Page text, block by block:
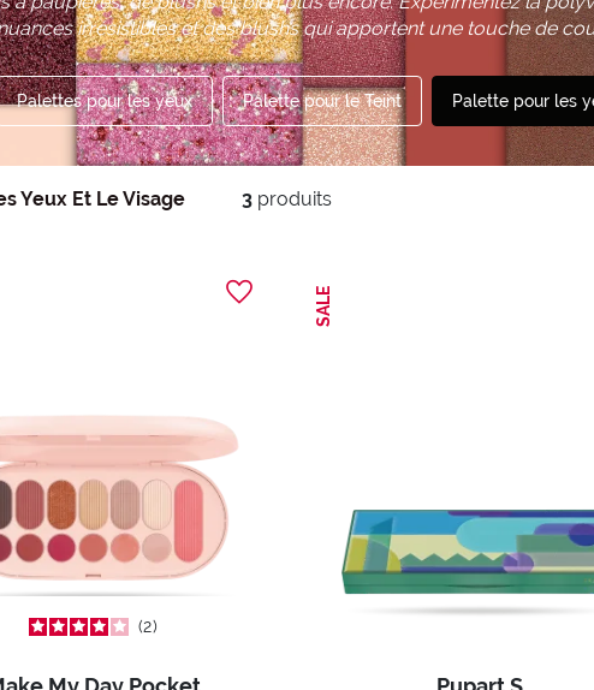
irrésistibles et des blushs qui apportent une touche de
Palettes pour les yeux Palette pour le Teint Palette pour les
Yeux Et Le Visage 3produits
2
SALE